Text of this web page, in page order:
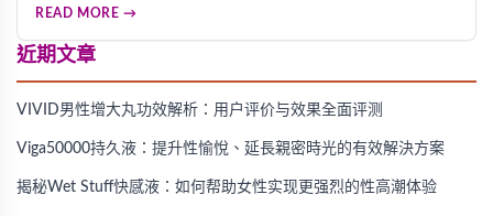
無任何副作用，是改善早洩、提升親密體驗的優質選擇。
READ MORE →
近期文章
VIVID男性增大丸功效解析：用户评价与效果全面评测
Viga50000持久液：提升性愉悅、延長親密時光的有效解決方案
揭秘Wet Stuff快感液：如何帮助女性实现更强烈的性高潮体验